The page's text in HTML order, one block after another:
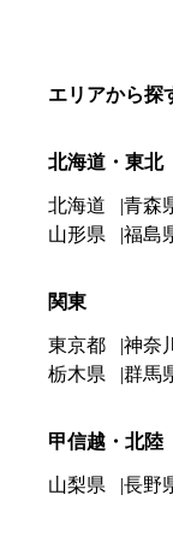
エリアから探
北海道・東北
北海道 青森
山形県
福島
関東
東京都 神奈
栃木県
群馬
甲信越・北陸
山梨県 長野